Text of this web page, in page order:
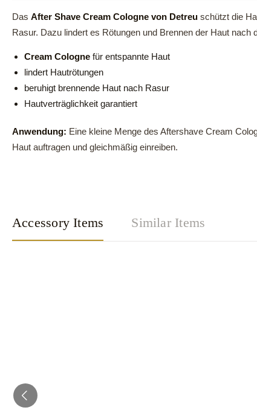
Das After Shave Cream Cologne von Detreu schützt die
Rasur. Dazu lindert es Rötungen und Brennen der Haut nach
Cream Cologne für entspannte Haut
lindert Hautrötungen
beruhigt brennende Haut nach Rasur
Hautverträglichkeit garantiert
Anwendung: Eine kleine Menge des Aftershave Cream
Haut auftragen und gleichmäßig einreiben.
Accessory Items Similar Items